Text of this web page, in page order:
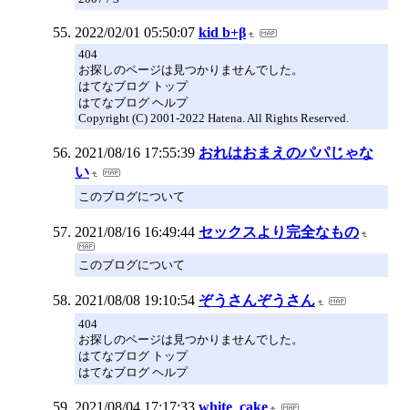
2022/02/01 05:50:07 kid b+β
404
お探しのページは見つかりませんでした。
はてなブログ トップ
はてなブログ ヘルプ
Copyright (C) 2001-2022 Hatena. All Rights Reserved.
2021/08/16 17:55:39 おれはおまえのパパじゃな
い
このブログについて
2021/08/16 16:49:44 セックスより完全なもの
このブログについて
2021/08/08 19:10:54 ぞうさんぞうさん
404
お探しのページは見つかりませんでした。
はてなブログ トップ
はてなブログ ヘルプ
2021/08/04 17:17:33 white_cake